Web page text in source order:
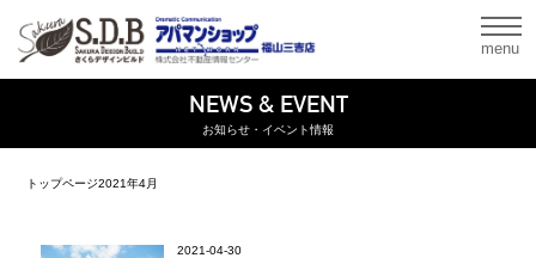
menu
NEWS & EVENT
お知らせ・イベント情報
トップページ2021年4月
2021-04-30